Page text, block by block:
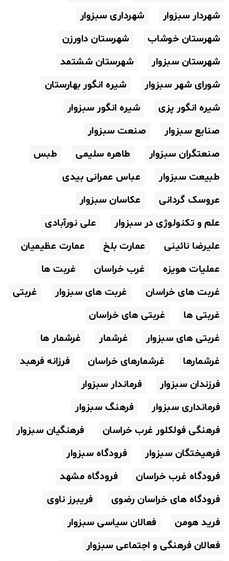
شهردار سبزوار
شهرداری سبزوار
شهرستان خوشاب
شهرستان داورزن
شهرستان سبزوار
شهرستان ششتمد
شورای شهر سبزوار
شیره انگور بهارستان
شیره انگور پزی
شیره انگور سبزوار
صنایع سبزوار
صنعت سبزوار
صنعتگران سبزوار
طاهره سلیمی
طبس
طبیعت سبزوار
عباس عمرانی بیدی
عروسک گردانی
عکاسان سبزوار
علم و تکنولوژی در سبزوار
علی نورآبادی
علیرضا نائینی
عمارت بلخ
عمارت عظیمیان
عملیات هویزه
غرب خراسان
غربت ها
غربت های خراسان
غربت های سبزوار
غربتی
غربتی ها
غربتی های خراسان
غربتی های سبزوار
غرشمار
غرشمار ها
غرشمارها
غرشمارهای خراسان
فرزانه فرهبد
فرزندان سبزوار
فرماندار سبزوار
فرمانداری سبزوار
فرهنگ سبزوار
فرهنگی فولکلور غرب خراسان
فرهنگیان سبزوار
فرهیختگان سبزوار
فرودگاه سبزوار
فرودگاه غرب خراسان
فرودگاه مشهد
فرودگاه های خراسان رضوی
فریبرز ناوی
فرید هومن
فعالان سیاسی سبزوار
فعالان فرهنگی و اجتماعی سبزوار